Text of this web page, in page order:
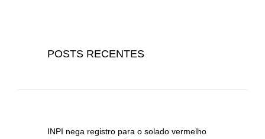
POSTS RECENTES
INPI nega registro para o solado vermelho